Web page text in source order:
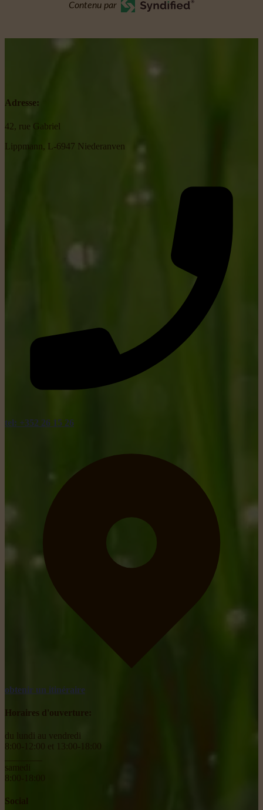
Contenu par
Adresse:
42, rue Gabriel
Lippmann, L-6947 Niederanven
tel: +352 26 15 26
obtenir un itinéraire
Horaires d'ouverture:
du lundi au vendredi
8:00-12:00 et 13:00-18:00
samedi
8:00-18:00
Social